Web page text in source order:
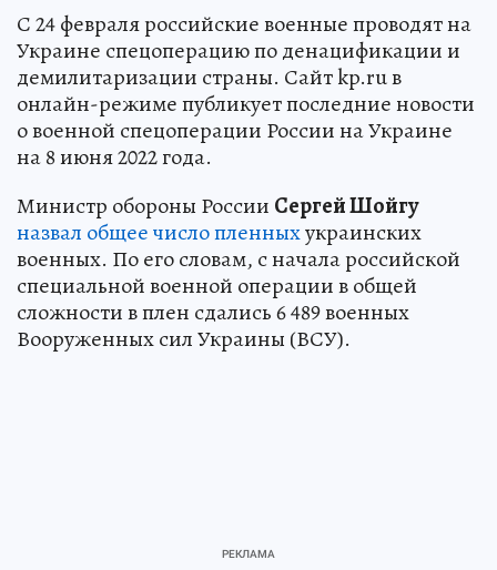
С 24 февраля российские военные проводят на
Украине спецоперацию по денацификации и
демилитаризации страны. Сайт kp.ru в
онлайн-режиме публикует последние новости
о военной спецоперации России на Украине
на 8 июня 2022 года.
Министр обороны России Сергей Шойгу
назвал общее число пленныхукраинских
военных. По его словам, с начала российской
специальной военной операции в общей
сложности в плен сдались 6 489 военных
Вооруженных сил Украины (ВСУ).